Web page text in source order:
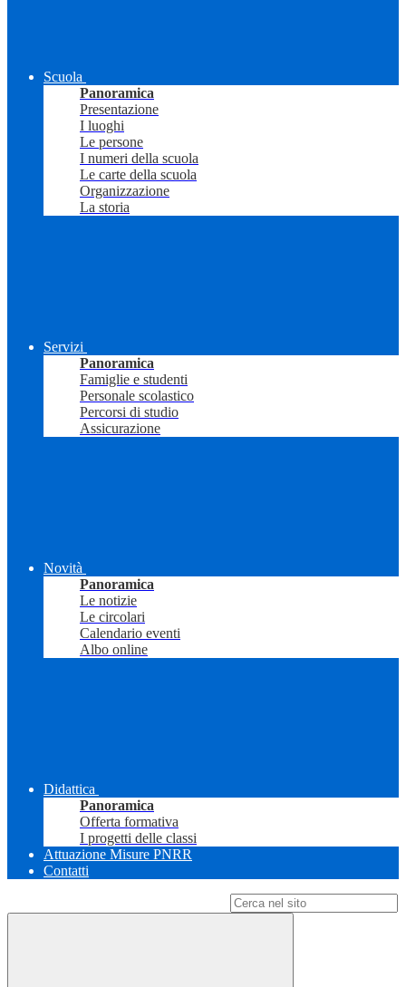
Scuola
Panoramica
Presentazione
I luoghi
Le persone
I numeri della scuola
Le carte della scuola
Organizzazione
La storia
Servizi
Panoramica
Famiglie e studenti
Personale scolastico
Percorsi di studio
Assicurazione
Novità
Panoramica
Le notizie
Le circolari
Calendario eventi
Albo online
Didattica
Panoramica
Offerta formativa
I progetti delle classi
Attuazione Misure PNRR
Contatti